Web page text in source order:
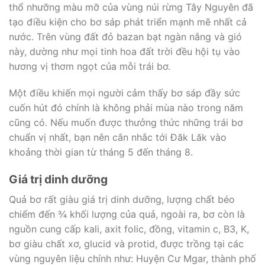
thổ nhưỡng màu mỡ của vùng núi rừng Tây Nguyên đã
tạo điều kiện cho bơ sáp phát triển mạnh mẽ nhất cả
nước. Trên vùng đất đỏ bazan bạt ngàn nắng và gió
này, dường như mọi tinh hoa đất trời đều hội tụ vào
hương vị thơm ngọt của mỗi trái bơ.
Một điều khiến mọi người cảm thấy bơ sáp đầy sức
cuốn hút đó chính là không phải mùa nào trong năm
cũng có. Nếu muốn được thưởng thức những trái bơ
chuẩn vị nhất, bạn nên cân nhắc tới Đăk Lăk vào
khoảng thời gian từ tháng 5 đến tháng 8.
Giá trị dinh dưỡng
Quả bơ rất giàu giá trị dinh dưỡng, lượng chất béo
chiếm đến ¾ khối lượng của quả, ngoài ra, bơ còn là
nguồn cung cấp kali, axit folic, đồng, vitamin c, B3, K,
bơ giàu chất xơ, glucid và protid, được trồng tại các
vùng nguyên liệu chính như: Huyện Cư Mgar, thành phố